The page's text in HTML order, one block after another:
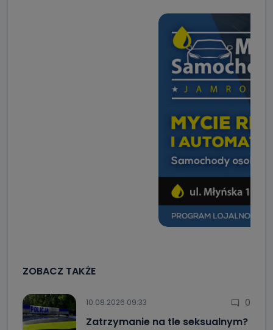
ZOBACZ TAKŻE
10.08.2026 09:33 0
Zatrzymanie na tle seksualnym?